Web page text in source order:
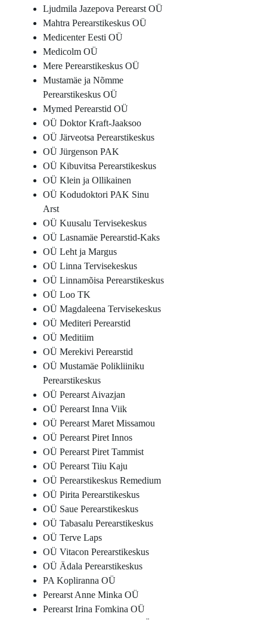
Ljudmila Jazepova Perearst OÜ
Mahtra Perearstikeskus OÜ
Medicenter Eesti OÜ
Medicolm OÜ
Mere Perearstikeskus OÜ
Mustamäe ja Nõmme
Perearstikeskus OÜ
Mymed Perearstid OÜ
OÜ Doktor Kraft-Jaaksoo
OÜ Järveotsa Perearstikeskus
OÜ Jürgenson PAK
OÜ Kibuvitsa Perearstikeskus
OÜ Klein ja Ollikainen
OÜ Kodudoktori PAK Sinu
Arst
OÜ Kuusalu Tervisekeskus
OÜ Lasnamäe Perearstid-Kaks
OÜ Leht ja Margus
OÜ Linna Tervisekeskus
OÜ Linnamõisa Perearstikeskus
OÜ Loo TK
OÜ Magdaleena Tervisekeskus
OÜ Mediteri Perearstid
OÜ Meditiim
OÜ Merekivi Perearstid
OÜ Mustamäe Polikliiniku
Perearstikeskus
OÜ Perearst Aivazjan
OÜ Perearst Inna Viik
OÜ Perearst Maret Missamou
OÜ Perearst Piret Innos
OÜ Perearst Piret Tammist
OÜ Perearst Tiiu Kaju
OÜ Perearstikeskus Remedium
OÜ Pirita Perearstikeskus
OÜ Saue Perearstikeskus
OÜ Tabasalu Perearstikeskus
OÜ Terve Laps
OÜ Vitacon Perearstikeskus
OÜ Ädala Perearstikeskus
PA Kopliranna OÜ
Perearst Anne Minka OÜ
Perearst Irina Fomkina OÜ